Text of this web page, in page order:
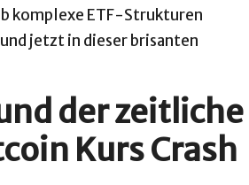
komplexe ETF-Strukturen
jetzt in dieser brisanten
der zeitliche
Kurs Crash